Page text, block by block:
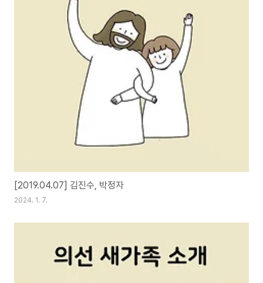
[2019.04.07] 김진수, 박정자
2024. 1. 7.